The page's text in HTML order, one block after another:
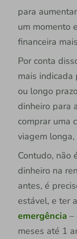
para
um momento
financeira
Por conta
mais indicada
ou longo
dinheiro para
comprar uma
viagem
Contudo, não
dinheiro na
antes, é
estável, e ter
emergência –
meses até 1